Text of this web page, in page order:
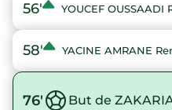
56' YOUCEF
58' YACINE AMRANE
76' But de